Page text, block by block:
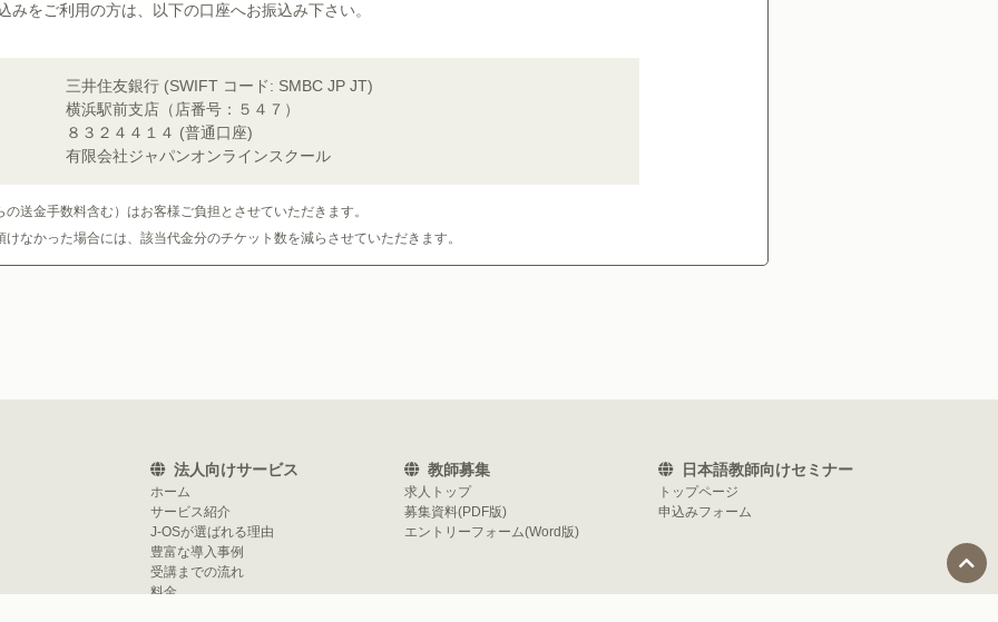
みをご利用の方は、 以下の口座へお振込み下さい。
三井住友銀行 (SWIFT コード: SMBC JP JT)
横浜駅前支店（店番号：５４７）
８３２４４１４ (普通口座)
有限会社ジャパンオンラインスクール
送金手数料含む）はお客様ご負担とさせていただきます。
なかった場合には、該当代金分のチケット数を減らさせていただきます。
法人向けサービス
ホーム
サービス紹介
J-OSが選ばれる理由
豊富な導入事例
受講までの流れ
料金
教師募集
求人トップ
募集資料(PDF版)
エントリーフォーム(Word版)
日本語教師向けセミナー
トップページ
申込みフォーム